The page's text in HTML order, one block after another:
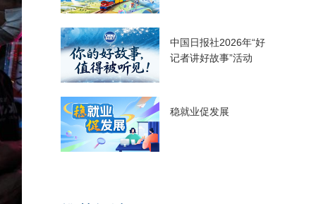
中国日报社2026年“好
记者讲好故事”活动
稳就业促发展